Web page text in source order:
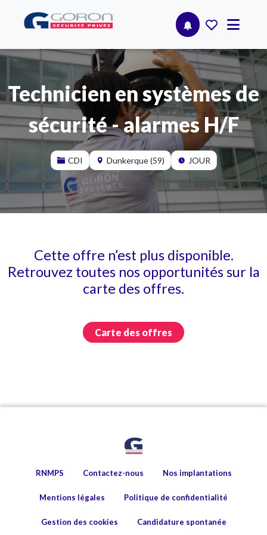
Technicien en systèmes de
sécurité - alarmes H/F
CDI Dunkerque (59) JOUR
Cette offre n’est plus disponible.
Retrouvez toutes nos opportunités sur la
carte des offres.
Carte des offres
RNMPS Contactez-nous Nos implantations
Mentions légales Politique de confidentialité
Gestion des cookies Candidature spontanée